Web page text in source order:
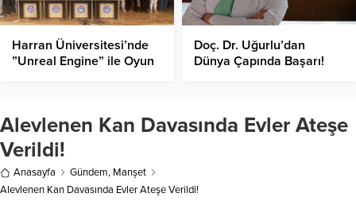
Harran Üniversitesi’nde
”Unreal Engine” ile Oyun
Doç. Dr. Uğurlu’dan
Dünya Çapında Başarı!
Alevlenen Kan Davasında Evler Ateşe
Verildi!
Anasayfa Gündem, Manşet
Alevlenen Kan Davasında Evler Ateşe Verildi!